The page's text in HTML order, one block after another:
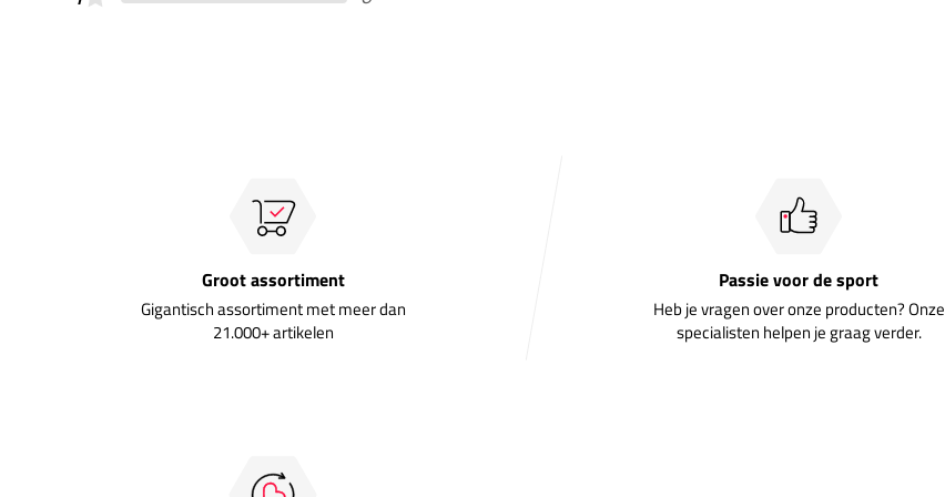
Groot assortiment
Gigantisch assortiment met meer dan
21.000+ artikelen
Passie voor de sport
Heb je vragen over onze producten? Onze
specialisten helpen je graag verder.